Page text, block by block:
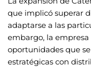
que implicó superar
adaptarse a las
embargo, la
oportunidades que
estratégicas con